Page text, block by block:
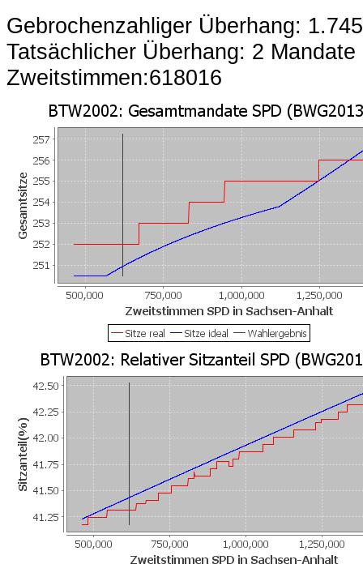
Gebrochenzahliger Überhang:
Tatsächlicher Überhang: 2 Mandate
Zweitstimmen:618016